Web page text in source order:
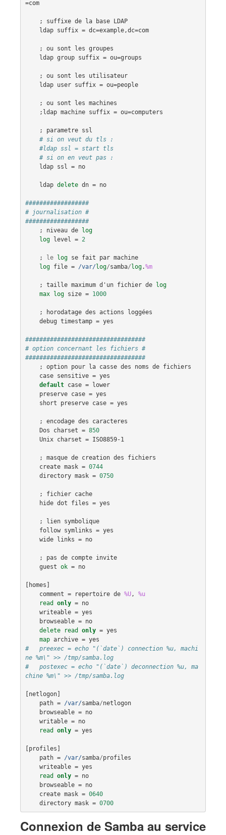
=com
    ;
suffixe de la base
LDAP
ldap
suffix = dc=example,dc=com
    ;
ou sont les groupes
ldap group suffix = ou=groups
    ;
ou sont les
utilisateur
ldap
user suffix = ou=people
    ;
ou sont les machines
    ;
ldap machine suffix = ou=computers
    ;
parametre
ssl
# si on veut du tls :
#ldap ssl = start tls
# si on en veut pas :
ldap
ssl = no
ldap delete dn = no
##################
# journalisation #
##################
    ;
niveau de
log
log
level = 2
    ;
le log se fait par machine
log
file = /var/log/samba/log.%m
    ;
taille maximum d'un fichier de
log
max
log size = 1000
    ;
horodatage des actions
loggées
debug timestamp = yes
##################################
# option concernant les fichiers #
##################################
    ;
option pour la casse des noms de
fichiers
case
sensitive = yes
default
case = lower
preserve
case = yes
short
preserve case = yes
    ;
encodage des
caracteres
Dos
charset = 850
Unix
charset = ISO8859-1
    ;
masque de creation des
fichiers
create mask = 0744
directory mask = 0750
    ;
fichier
cache
hide dot files = yes
    ;
lien
symbolique
follow
symlinks = yes
wide
links = no
    ;
pas de compte
invite
guest ok = no
[ homes ]
comment = repertoire de %U, %u
read
only = no
writeable = yes
browseable = no
delete
read only = yes
map archive = yes
#   preexec = echo "(`date`) connection %u, machi
ne %m\" >> /tmp/samba.log
#   postexec = echo "(`date`) deconnection %u, ma
chine %m\" >> /tmp/samba.log
[netlogon]
path = /var/samba/netlogon
browseable = no
writable = no
read
only = yes
[profiles ]
path = /var/samba/profiles
writeable = yes
read
only = no
browseable = no
create mask = 0640
directory mask = 0700
Connexion de Samba au service